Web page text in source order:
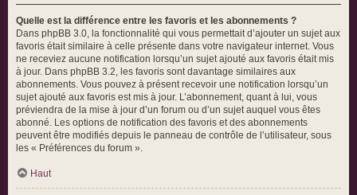
Quelle est la différence entre les favoris et les abonnements ?
Dans phpBB 3.0, la fonctionnalité qui vous permettait d’ajouter un sujet aux
favoris était similaire à celle présente dans votre navigateur internet. Vous
ne receviez aucune notification lorsqu’un sujet ajouté aux favoris était mis
à jour. Dans phpBB 3.2, les favoris sont davantage similaires aux
abonnements. Vous pouvez à présent recevoir une notification lorsqu’un
sujet ajouté aux favoris est mis à jour. L’abonnement, quant à lui, vous
préviendra de la mise à jour d’un forum ou d’un sujet auquel vous êtes
abonné. Les options de notification des favoris et des abonnements
peuvent être modifiés depuis le panneau de contrôle de l’utilisateur, sous
les « Préférences du forum ».
Haut